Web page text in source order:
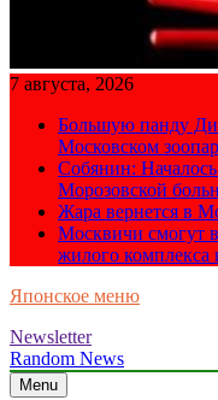
7 августа, 2026
Большую панду
Московском
Собянин:
Морозовской
Жара вернется в
Москвичи смогут
жилого
Японское меню
Newsletter
Random News
Menu